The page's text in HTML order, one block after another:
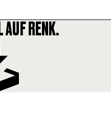
AUF RENK.